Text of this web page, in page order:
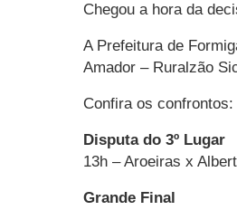
Chegou a hora da
A Prefeitura de
Amador – Ruralzão
Confira os confrontos:
Disputa do 3º Lugar
13h – Aroeiras x
Grande Final